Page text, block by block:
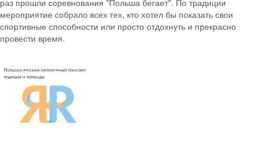
мероприятие собрало всех тех, кто хотел бы показать свои
спортивные способности или просто отдохнуть и прекрасно
провести время.